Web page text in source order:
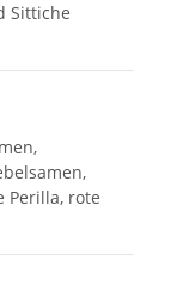
Sittiche
Perilla, rote